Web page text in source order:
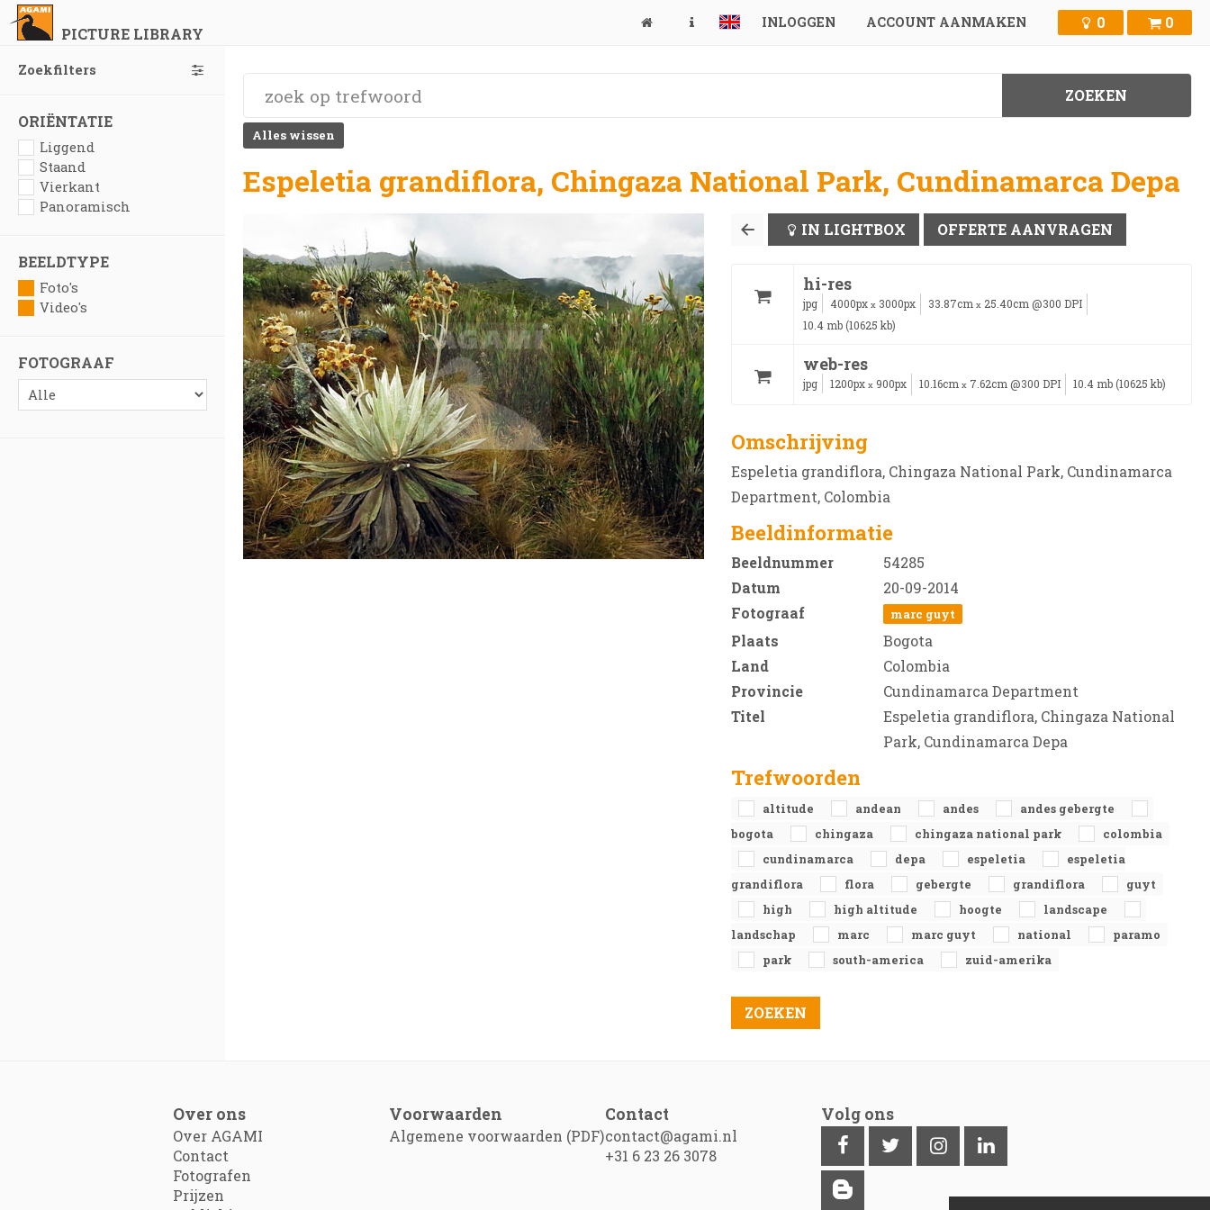
PICTURE LIBRARY
INLOGGEN ACCOUNT AANMAKEN 0 0
Zoekfilters
ORIËNTATIE
Liggend
Staand
Vierkant
Panoramisch
BEELDTYPE
Foto's
Video's
FOTOGRAAF
Alles wissen
Espeletia grandiflora, Chingaza National Park, Cundinamarca Depa
IN LIGHTBOX OFFERTE AANVRAGEN
hi-res
jpg 4000px x 3000px 33.87cm x 25.40cm @300 DPI
10.4 mb (10625 kb)
web-res
jpg 1200px x 900px 10.16cm x 7.62cm @300 DPI 10.4 mb (10625 kb)
Omschrijving
Espeletia grandiflora, Chingaza National Park, Cundinamarca
Department, Colombia
Beeldinformatie
Beeldnummer
54285
Datum
20-09-2014
Fotograaf
marc guyt
Plaats
Bogota
Land
Colombia
Provincie
Cundinamarca Department
Titel
Espeletia grandiflora, Chingaza National
Park, Cundinamarca Depa
Trefwoorden
altitude andean andes
andes gebergte
bogota
chingaza chingaza national park
colombia
cundinamarca
depa espeletia
espeletia
grandiflora
flora gebergte grandiflora
guyt
high
high altitude hoogte
landscape
landschap
marc marc guyt national
paramo
park
south-america zuid-amerika
Over ons
Over AGAMI
Contact
Fotografen
Prijzen
Voorwaarden
Algemene voorwaarden (PDF)
Contact
contact@agami.nl
+31 6 23 26 3078
Volg ons